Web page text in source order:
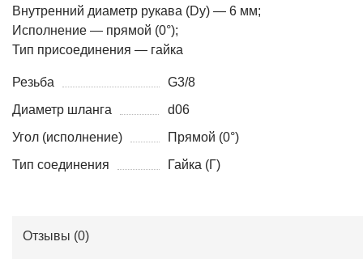
Внутренний диаметр рукава (Dy) — 6 мм;
Исполнение — прямой (0°);
Тип присоединения — гайка
Резьба
G3/8
Диаметр шланга
d06
Угол (исполнение)
Прямой (0°)
Тип соединения
Гайка (Г)
Отзывы (0)